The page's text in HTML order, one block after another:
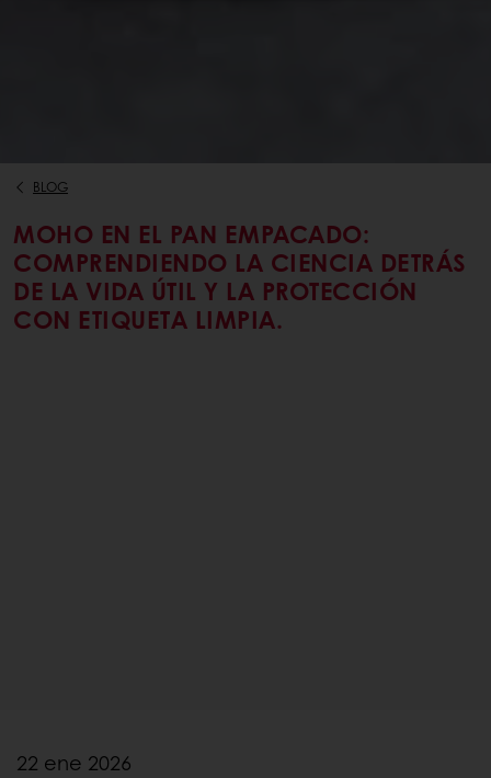
BLOG
MOHO EN EL PAN EMPACADO:
COMPRENDIENDO LA CIENCIA DETRÁS
DE LA VIDA ÚTIL Y LA PROTECCIÓN
CON ETIQUETA LIMPIA.
22 ene 2026